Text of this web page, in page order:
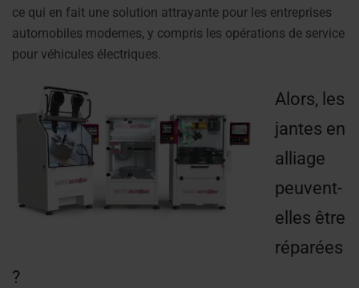
ce qui en fait une solution attrayante pour les entreprises
automobiles modernes, y compris les opérations de service
pour véhicules électriques.
Alors, les
jantes en
alliage
peuvent-
elles être
réparées
?